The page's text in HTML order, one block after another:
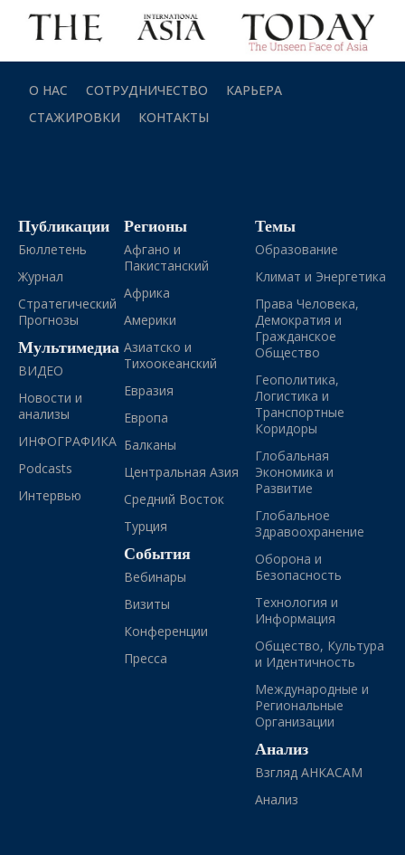
О НАС СОТРУДНИЧЕСТВО
КАРЬЕРА
СТАЖИРОВКИ
КОНТАКТЫ
Публикации
Бюллетень
Журнал
Стратегический
Прогнозы
Мультимедиа
ВИДЕО
Новости и
анализы
ИНФОГРАФИКА
Podcasts
Интервью
Регионы
Афгано и
Пакистанский
Африка
Америки
Азиатско и
Тихоокеанский
Евразия
Европа
Балканы
Центральная Азия
Средний Восток
Турция
События
Вебинары
Визиты
Конференции
Пресса
Темы
Образование
Климат и Энергетика
Права Человека,
Демократия и
Гражданское
Общество
Геополитика,
Логистика и
Транспортные
Коридоры
Глобальная
Экономика и
Развитие
Глобальное
Здравоохранение
Оборона и
Безопасность
Технология и
Информация
Общество, Культура
и Идентичность
Международные и
Региональные
Организации
Анализ
Взгляд АНКАСАМ
Анализ